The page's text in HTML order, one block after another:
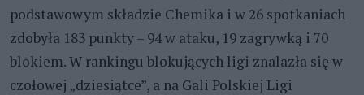
podstawowym składzie Chemika i w 26 spotkaniach
zdobyła 183 punkty – 94 w ataku, 19 zagrywką i 70
blokiem. W rankingu blokujących ligi znalazła się w
czołowej „dziesiątce”, a na Gali Polskiej Ligi